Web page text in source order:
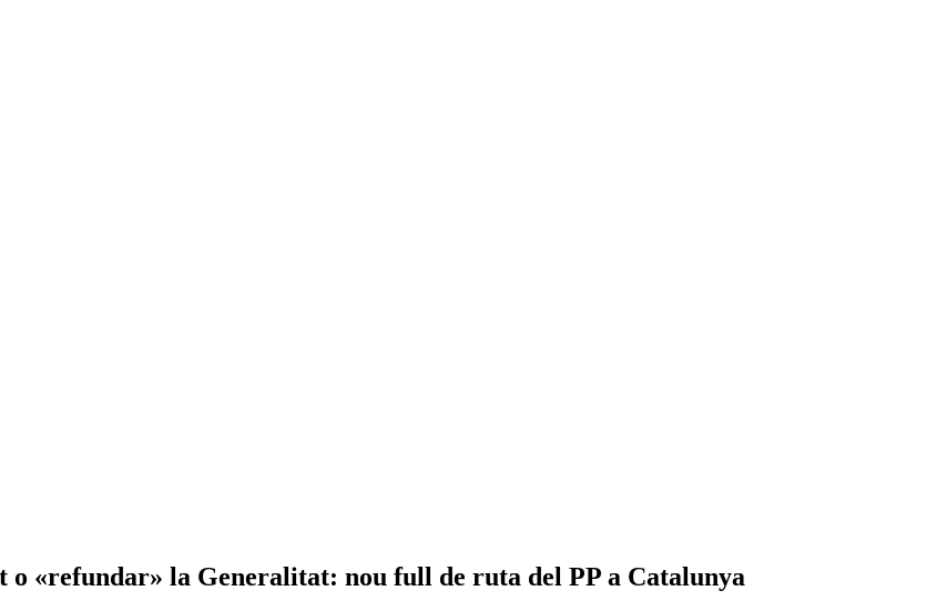
«refundar» la Generalitat: nou full de ruta del PP a Catalunya